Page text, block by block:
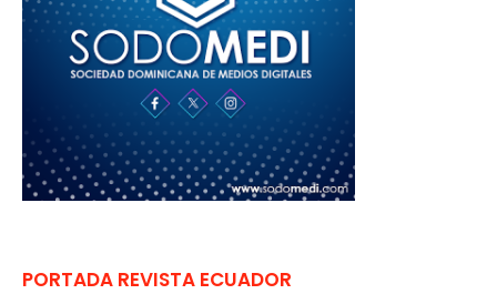
PORTADA REVISTA ECUADOR